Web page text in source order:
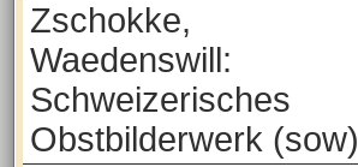
Zschokke,
Waedenswill:
Schweizerisches
Obstbilderwerk (sow)